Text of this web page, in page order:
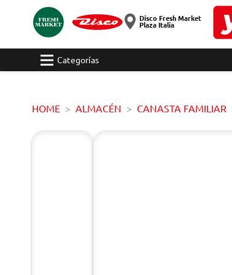
Disco Fresh Market
Plaza Italia
Categorías
HOME ALMACÉN CANASTA FAMILIAR